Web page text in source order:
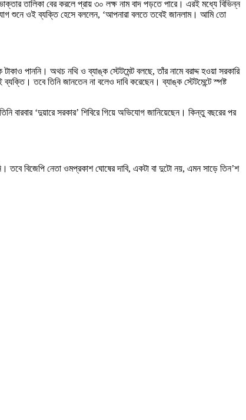
তালিকা বের করলে প্রায় ৩০ লক্ষ নাম বাদ পড়তে পারে। এরই মধ্যে বিভিন্ন
শুনে ওই ব্যক্তি হেসে বললেন, ‘আপনারা বলতে তবেই জানলাম। আমি তো
পাননি। অথচ নথি ও ব্যাঙ্ক স্টেটমেন্ট বলছে, তাঁর নামে বরাদ্দ হওয়া সরকারি
তবে তিনি জানতেন না বলেও দাবি করেছেন। ব্যাঙ্ক স্টেটমেন্টে স্পষ্ট
বারবার ‘দুয়ারে সরকার’ শিবিরে গিয়ে অভিযোগ জানিয়েছেন। কিন্তু বছরের পর
তবে বিজেপি নেতা ওমপ্রকাশ ঘোষের দাবি, একটা বা দুটো নয়, এমন সাড়ে তিন’শ